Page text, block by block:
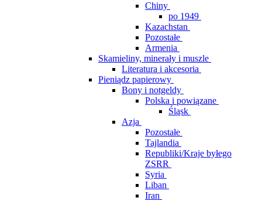
Chiny
po 1949
Kazachstan
Pozostałe
Armenia
Skamieliny, minerały i muszle
Literatura i akcesoria
Pieniądz papierowy
Bony i notgeldy
Polska i powiązane
Śląsk
Azja
Pozostałe
Tajlandia
Republiki/Kraje byłego
ZSRR
Syria
Liban
Iran